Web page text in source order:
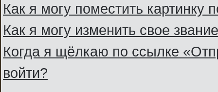
Как я могу поместить картинку
Как я могу изменить свое
Когда я щёлкаю по ссылке
войти?